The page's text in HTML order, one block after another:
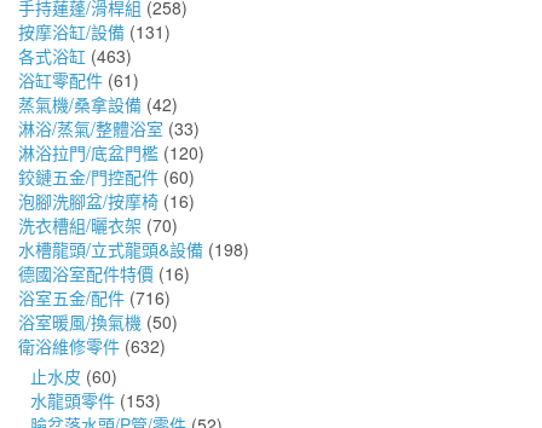
手持蓮蓬/滑桿組 (258)
按摩浴缸/設備 (131)
各式浴缸 (463)
浴缸零配件 (61)
蒸氣機/桑拿設備 (42)
淋浴/蒸氣/整體浴室 (33)
淋浴拉門/底盆門檻 (120)
鉸鏈五金/門控配件 (60)
泡腳洗腳盆/按摩椅 (16)
洗衣槽組/曬衣架 (70)
水槽龍頭/立式龍頭&設備 (198)
德國浴室配件特價 (16)
浴室五金/配件 (716)
浴室暖風/換氣機 (50)
衛浴維修零件 (632)
止水皮 (60)
水龍頭零件 (153)